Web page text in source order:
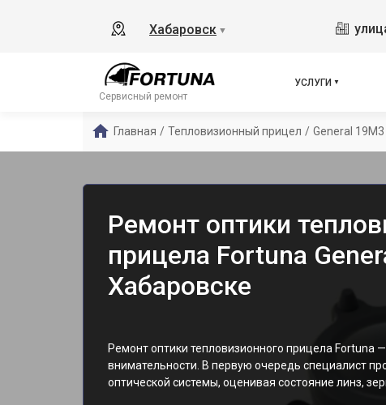
Хабаровск ▼
Сервисный ремонт
УСЛУГИ
Главная / Тепловизионный прицел / General 19M3
Ремонт оптики
прицела Fortuna
Хабаровске
Ремонт оптики тепловизионного прицела Fortuna
внимательности. В первую очередь специалист
оптической системы, оценивая состояние линз,